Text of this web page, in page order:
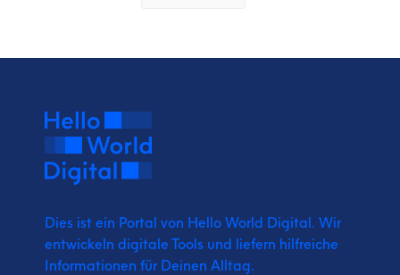
Dies ist ein Portal von Hello World Digital. Wir
entwickeln digitale Tools und liefern hilfreiche
Informationen für Deinen Alltag.